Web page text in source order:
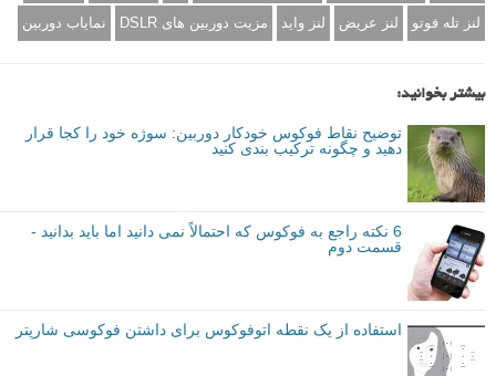
لنز تله فوتو لنز عریض لنز واید مزیت دوربین های DSLR نمایاب دوربین
بیشتر بخوانید:
توضیح نقاط فوکوس خودکار دوربین: سوژه خود را کجا قرار
دهید و چگونه ترکیب بندی کنید
6 نکته راجع به فوکوس که احتمالاً نمی دانید اما باید بدانید -
قسمت دوم
استفاده از یک نقطه اتوفوکوس برای داشتن فوکوسی شارپتر